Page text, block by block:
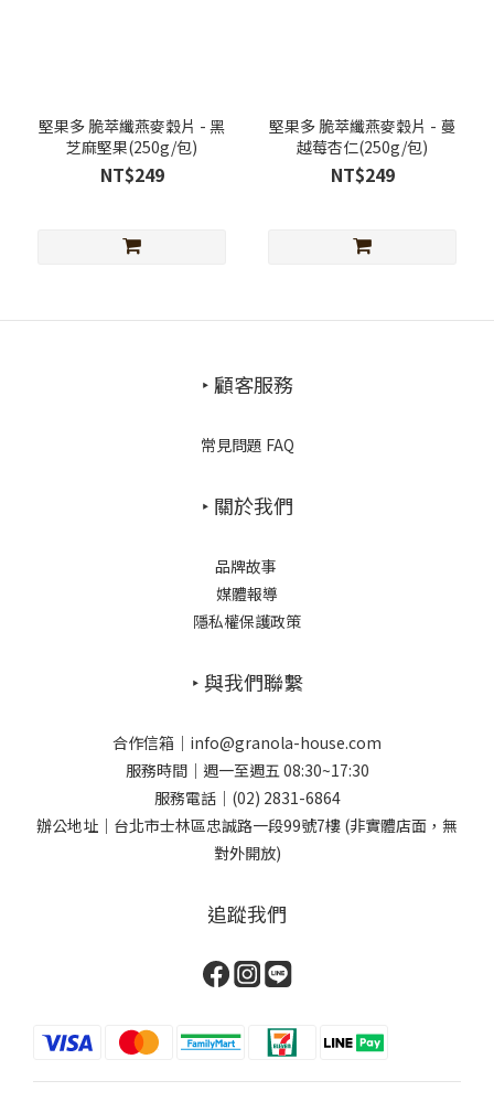
堅果多 脆萃纖燕麥穀片 - 黑
芝麻堅果(250g/包)
NT$249
堅果多 脆萃纖燕麥穀片 - 蔓
越莓杏仁(250g/包)
NT$249
‣ 顧客服務
常見問題 FAQ
‣ 關於我們
品牌故事
媒體報導
隱私權保護政策
‣ 與我們聯繫
合作信箱｜info@granola-house.com
服務時間｜週一至週五 08:30~17:30
服務電話｜(02) 2831-6864
辦公地址｜台北市士林區忠誠路一段99號7樓 (非實體店面，無
對外開放)
追蹤我們